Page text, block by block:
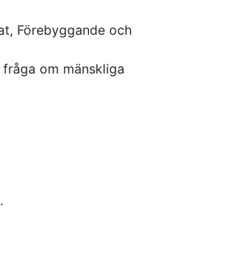
Förebyggande och
om mänskliga